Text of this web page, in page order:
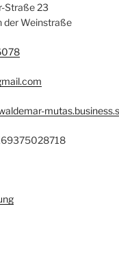
Straße 23
der Weinstraße